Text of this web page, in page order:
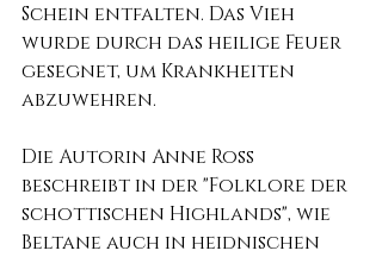
Schein entfalten. Das Vieh
wurde durch das heilige Feuer
gesegnet, um Krankheiten
abzuwehren.
Die Autorin Anne Ross
beschreibt in der "Folklore der
schottischen Highlands", wie
Beltane auch in heidnischen